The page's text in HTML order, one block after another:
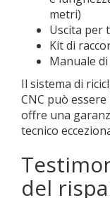
metri)
Uscita per
Kit di
Manuale
Il sistema di
CNC può
offre una
tecnico
del